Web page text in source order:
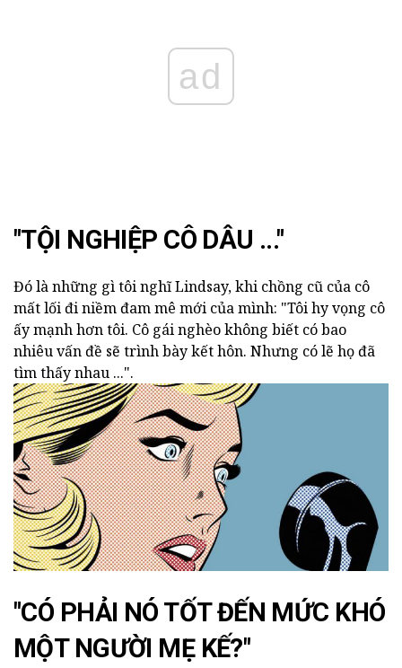
ad
"TỘI NGHIỆP CÔ DÂU ..."
Đó là những gì tôi nghĩ Lindsay, khi chồng cũ của cô
mất lối đi niềm đam mê mới của mình: "Tôi hy vọng cô
ấy mạnh hơn tôi. Cô gái nghèo không biết có bao
nhiêu vấn đề sẽ trình bày kết hôn. Nhưng có lẽ họ đã
tìm thấy nhau ...".
"CÓ PHẢI NÓ TỐT ĐẾN MỨC KHÓ
MỘT NGƯỜI MẸ KẾ?"